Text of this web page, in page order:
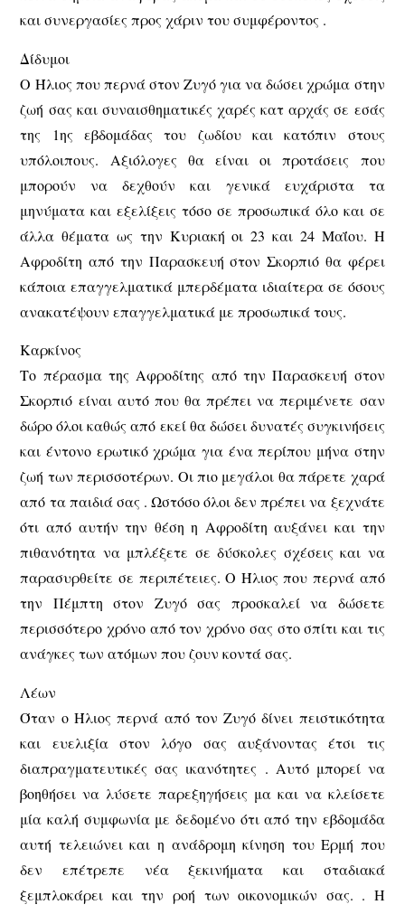
και συνεργασίες προς χάριν του συμφέροντος .
Δίδυμοι
Ο Ήλιος που περνά στον Ζυγό για να δώσει χρώμα στην
ζωή σας και συναισθηματικές χαρές κατ αρχάς σε εσάς
της 1ης εβδομάδας του ζωδίου και κατόπιν στους
υπόλοιπους. Αξιόλογες θα είναι οι προτάσεις που
μπορούν να δεχθούν και γενικά ευχάριστα τα
μηνύματα και εξελίξεις τόσο σε προσωπικά όλο και σε
άλλα θέματα ως την Κυριακή οι 23 και 24 Μαΐου. Η
Αφροδίτη από την Παρασκευή στον Σκορπιό θα φέρει
κάποια επαγγελματικά μπερδέματα ιδιαίτερα σε όσους
ανακατέψουν επαγγελματικά με προσωπικά τους.
Καρκίνος
Το πέρασμα της Αφροδίτης από την Παρασκευή στον
Σκορπιό είναι αυτό που θα πρέπει να περιμένετε σαν
δώρο όλοι καθώς από εκεί θα δώσει δυνατές συγκινήσεις
και έντονο ερωτικό χρώμα για ένα περίπου μήνα στην
ζωή των περισσοτέρων. Οι πιο μεγάλοι θα πάρετε χαρά
από τα παιδιά σας . Ωστόσο όλοι δεν πρέπει να ξεχνάτε
ότι από αυτήν την θέση η Αφροδίτη αυξάνει και την
πιθανότητα να μπλέξετε σε δύσκολες σχέσεις και να
παρασυρθείτε σε περιπέτειες. Ο Ήλιος που περνά από
την Πέμπτη στον Ζυγό σας προσκαλεί να δώσετε
περισσότερο χρόνο από τον χρόνο σας στο σπίτι και τις
ανάγκες των ατόμων που ζουν κοντά σας.
Λέων
Όταν ο Ήλιος περνά από τον Ζυγό δίνει πειστικότητα
και ευελιξία στον λόγο σας αυξάνοντας έτσι τις
διαπραγματευτικές σας ικανότητες . Αυτό μπορεί να
βοηθήσει να λύσετε παρεξηγήσεις μα και να κλείσετε
μία καλή συμφωνία με δεδομένο ότι από την εβδομάδα
αυτή τελειώνει και η ανάδρομη κίνηση του Ερμή που
δεν επέτρεπε νέα ξεκινήματα και σταδιακά
ξεμπλοκάρει και την ροή των οικονομικών σας. . Η